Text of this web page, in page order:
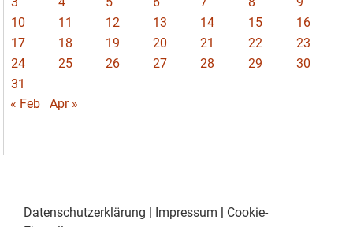
10
11 12 13 14 15
16
17
18 19 20 21 22
23
24
25 26 27 28 29
30
31
« Feb
Apr »
Datenschutzerklärung | Impressum | Cookie-